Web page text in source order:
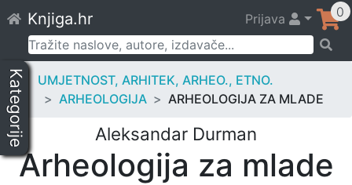
to
content
Knjiga.hr Prijava 0
Pretraži:
Kategorije
UMJETNOST, ARHITEK, ARHEO., ETNO.
ARHEOLOGIJA
ARHEOLOGIJA ZA MLADE
Aleksandar Durman
Arheologija za mlade